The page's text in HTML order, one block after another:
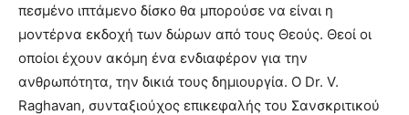
πεσμένο ιπτάμενο δίσκο θα μπορούσε να είναι η
μοντέρνα εκδοχή των δώρων από τους Θεούς. Θεοί οι
οποίοι έχουν ακόμη ένα ενδιαφέρον για την
ανθρωπότητα, την δικιά τους δημιουργία. Ο Dr. V.
Raghavan, συνταξιούχος επικεφαλής του Σανσκριτικού